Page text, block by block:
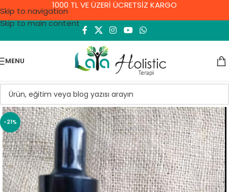
Skip to navigation
Skip to main content
1000 TL VE ÜZERİ ÜCRETSİZ KARGO
MENU
-21%